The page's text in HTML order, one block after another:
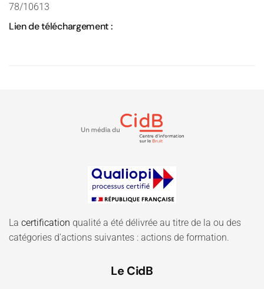
78/10613
Lien de téléchargement :
La certification qualité a été délivrée au titre de la ou des
catégories d'actions suivantes : actions de formation.
Le CidB